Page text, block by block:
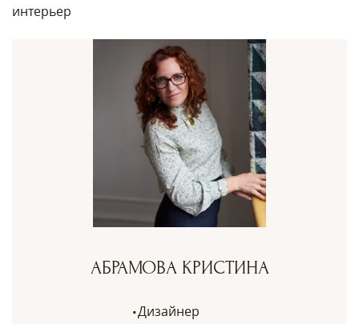
интерьер
АБРАМОВА КРИСТИНА
Дизайнер